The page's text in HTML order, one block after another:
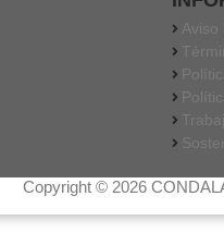
Aviso
Copyright © 2026